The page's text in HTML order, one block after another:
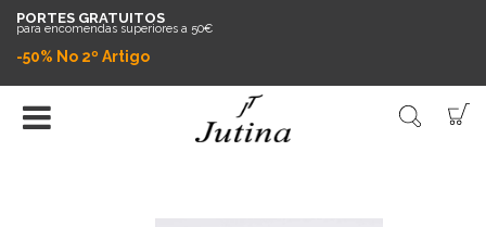
PORTES GRATUITOS
para encomendas superiores a 50€
-50% No 2º Artigo